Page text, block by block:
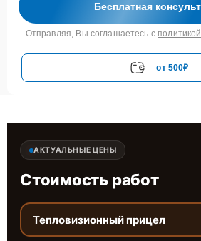
Бесплатная
Отправляя, Вы соглашаетесь с
от 500₽
АКТУАЛЬНЫЕ ЦЕНЫ
Стоимость работ
Тепловизионный прицел